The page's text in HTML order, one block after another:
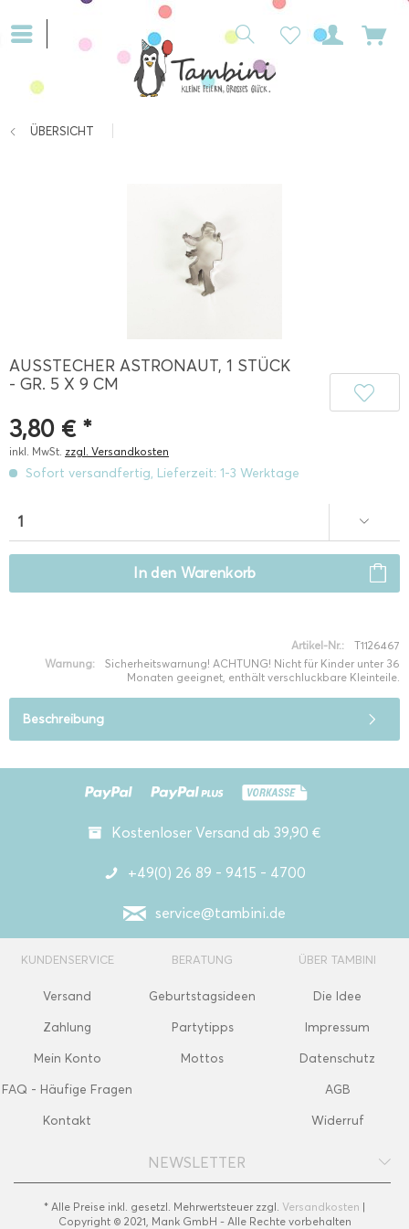
ÜBERSICHT
AUSSTECHER ASTRONAUT, 1 STÜCK
- GR. 5 X 9 CM
3,80 € *
inkl. MwSt. zzgl. Versandkosten
Sofort versandfertig, Lieferzeit: 1-3 Werktage
In den Warenkorb
Artikel-Nr.:
T1126467
Warnung:
Sicherheitswarnung! ACHTUNG! Nicht für Kinder unter 36
Monaten geeignet, enthält verschluckbare Kleinteile.
Beschreibung
Kostenloser Versand ab 39,90 €
+49(0) 26 89 - 9415 - 4700
service@tambini.de
KUNDENSERVICE
Versand
Zahlung
Mein Konto
FAQ - Häufige Fragen
Kontakt
BERATUNG
Geburtstagsideen
Partytipps
Mottos
ÜBER TAMBINI
Die Idee
Impressum
Datenschutz
AGB
Widerruf
NEWSLETTER
* Alle Preise inkl. gesetzl. Mehrwertsteuer zzgl. Versandkosten |
Copyright © 2021, Mank GmbH - Alle Rechte vorbehalten